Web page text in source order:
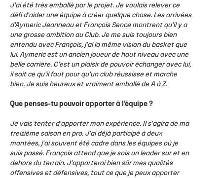
J'ai été très emballé par le projet. Je voulais relever ce
défi d'aider une équipe à créer quelque chose. Les arrivées
d'Aymeric Jeanneau et François Sence montrent qu'il y a
une grosse ambition au Club. Je me suis toujours bien
entendu avec François, j'ai la même vision du basket que
lui. Aymeric est un ancien joueur de haut niveau avec une
belle carrière. C'est un plaisir de pouvoir échanger avec lui,
il sait ce qu'il faut pour qu'un club réussisse et marche
bien. Je suis heureux et vraiment emballé de A à Z.
Que penses-tu pouvoir apporter à l'équipe ?
Je vais tenter d'apporter mon expérience. Il s'agira de ma
treizième saison en pro. J'ai déjà participé à deux
montées, j'ai souvent été cadre dans les équipes où je
suis passé. François attend que je sois un leader sur et en
dehors du terrain. J'apporterai bien sûr mes qualités
offensives et défensives, tout ce que je peux apporter